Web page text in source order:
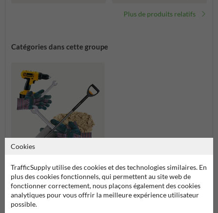
Plus de produits relatifs
Catégories dans cette groupe
Placement et montage
Placement et montage
Cookies
TrafficSupply utilise des cookies et des technologies similaires. En
plus des cookies fonctionnels, qui permettent au site web de
fonctionner correctement, nous plaçons également des cookies
analytiques pour vous offrir la meilleure expérience utilisateur
possible.